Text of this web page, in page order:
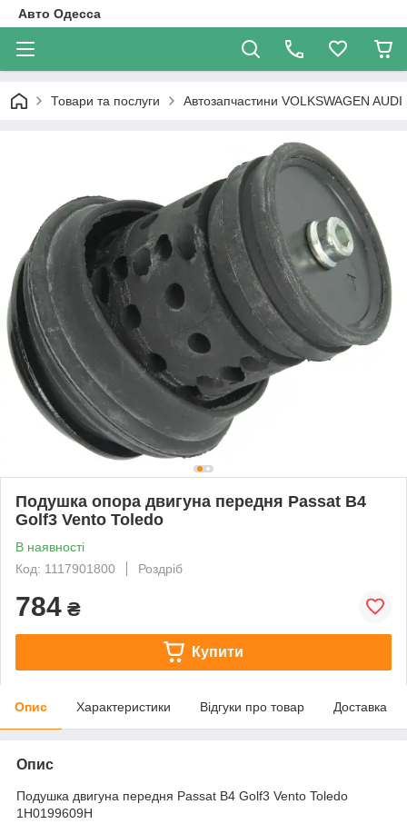
Авто Одесса
Товари та послуги Автозапчастини VOLKSWAGEN AUDI
Подушка опора двигуна передня Passat B4
Golf3 Vento Toledo
В наявності
Код: 1117901800
Роздріб
784 ₴
Купити
Опис Характеристики Відгуки про товар Доставка
Опис
Подушка двигуна передня Passat B4 Golf3 Vento Toledo
1H0199609H